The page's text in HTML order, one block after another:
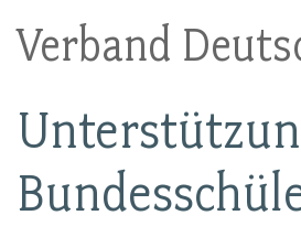
Verband